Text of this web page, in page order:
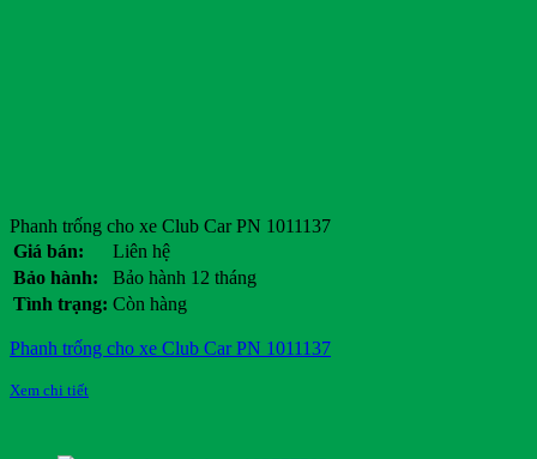
Phanh trống cho xe Club Car PN 1011137
Giá bán:
Liên hệ
Bảo hành:
Bảo hành 12 tháng
Tình trạng: Còn hàng
Phanh trống cho xe Club Car PN 1011137
Xem chi tiết